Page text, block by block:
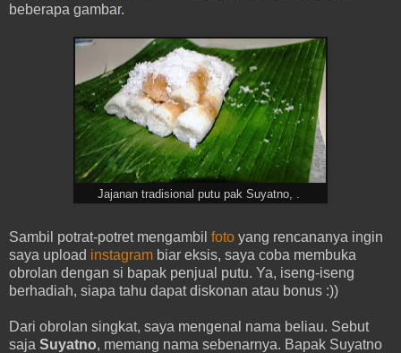
beberapa gambar.
Jajanan tradisional putu pak Suyatno, .
Sambil potrat-potret mengambil foto yang rencananya ingin
saya upload instagram biar eksis, saya coba membuka
obrolan dengan si bapak penjual putu. Ya, iseng-iseng
berhadiah, siapa tahu dapat diskonan atau bonus :))
Dari obrolan singkat, saya mengenal nama beliau. Sebut
saja Suyatno, memang nama sebenarnya. Bapak Suyatno